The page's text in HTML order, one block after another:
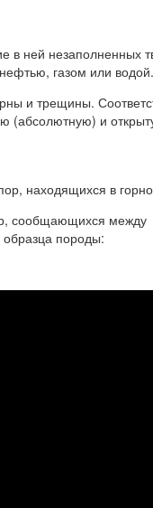
в ней
газом или водой.
и трещины.
(абсолютную) и
находящихся в
сообщающихся между
породы: